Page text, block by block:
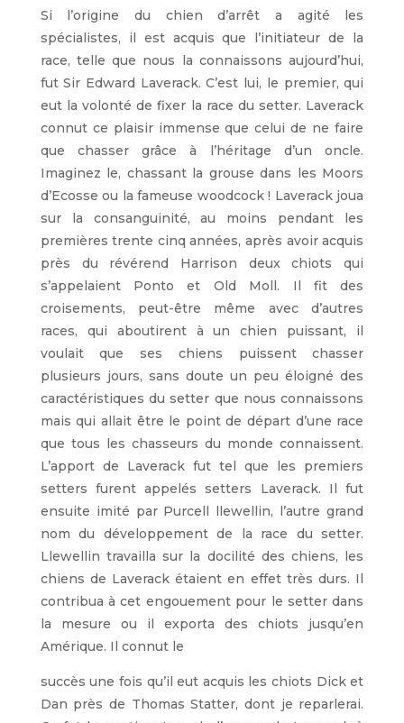
Si l’origine du chien d’arrêt a agité les
spécialistes, il est acquis que l’initiateur de la
race, telle que nous la connaissons aujourd’hui,
fut Sir Edward Laverack. C’est lui, le premier, qui
eut la volonté de fixer la race du setter. Laverack
connut ce plaisir immense que celui de ne faire
que chasser grâce à l’héritage d’un oncle.
Imaginez le, chassant la grouse dans les Moors
d’Ecosse ou la fameuse woodcock ! Laverack joua
sur la consanguinité, au moins pendant les
premières trente cinq années, après avoir acquis
près du révérend Harrison deux chiots qui
s’appelaient Ponto et Old Moll. Il fit des
croisements, peut-être même avec d’autres
races, qui aboutirent à un chien puissant, il
voulait que ses chiens puissent chasser
plusieurs jours, sans doute un peu éloigné des
caractéristiques du setter que nous connaissons
mais qui allait être le point de départ d’une race
que tous les chasseurs du monde connaissent.
L’apport de Laverack fut tel que les premiers
setters furent appelés setters Laverack. Il fut
ensuite imité par Purcell llewellin, l’autre grand
nom du développement de la race du setter.
Llewellin travailla sur la docilité des chiens, les
chiens de Laverack étaient en effet très durs. Il
contribua à cet engouement pour le setter dans
la mesure ou il exporta des chiots jusqu’en
Amérique. Il connut le
succès une fois qu’il eut acquis les chiots Dick et
Dan près de Thomas Statter, dont je reparlerai.